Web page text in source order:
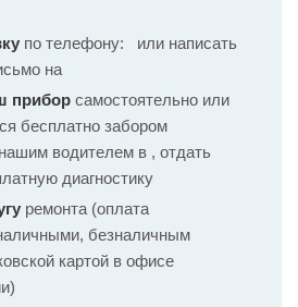
по телефону:
или написать
на
прибор самостоятельно или
бесплатно забором
водителем в , отдать
диагностику
ремонта (оплата
безналичным
картой в офисе